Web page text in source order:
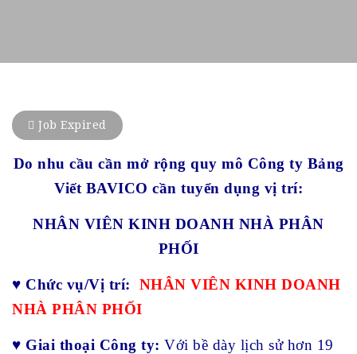
Job Expired
Do nhu cầu cần mở rộng quy mô Công ty Bảng
Viết BAVICO cần tuyển dụng vị trí:
NHÂN VIÊN KINH DOANH NHÀ PHÂN
PHỐI
♥ Chức vụ/Vị trí: NHÂN VIÊN KINH DOANH
NHÀ PHÂN PHỐI
♥ Giai thoại Công ty: Với bề dày lịch sử hơn 19